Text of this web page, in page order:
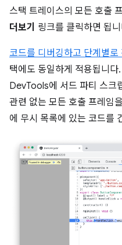
스택 트레이스의 모든 호출
더보기 링크를 클릭하면 됩
코드를 디버깅하고 단계별로
택에도 동일하게 적용됩니
DevTools에 서드 파티 스크
관련 없는 모든 호출 프레임
에 무시 목록에 있는 코드를